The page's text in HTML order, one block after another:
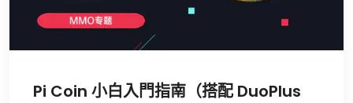
Pi Coin 小白入門指南（搭配 DuoPlus